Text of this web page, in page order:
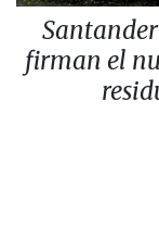
firman el